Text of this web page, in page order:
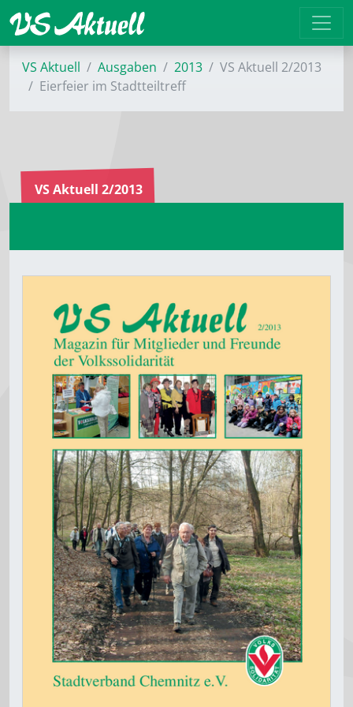
VS Aktuell Ausgaben 2013
VS Aktuell 2/2013
Eierfeier im Stadtteiltreff
VS Aktuell 2/2013